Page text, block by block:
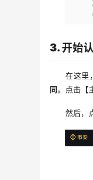
3. 开始
在这里
同。点击【
然后，